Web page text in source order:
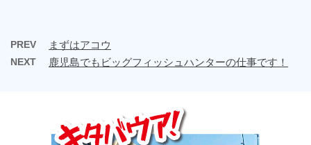
PREV まずはアコウ
NEXT 鹿児島でもビッグフィッシュハンターの仕事です！